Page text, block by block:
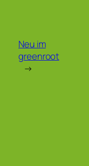
Neu im
greenroot
→